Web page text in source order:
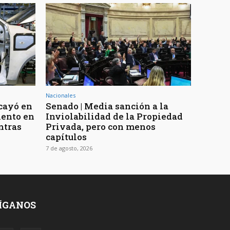
en
en
Nacionales
Senado | Media sanción a la
Inviolabilidad de la Propiedad
Privada, pero con menos
capítulos
7 de agosto, 2026